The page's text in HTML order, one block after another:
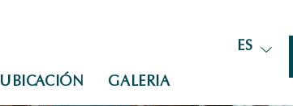
UBICACIÓN GALERIA
ES